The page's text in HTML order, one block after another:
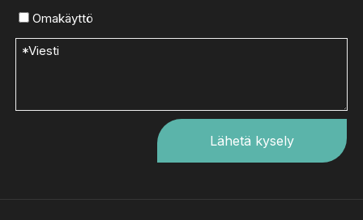
Omakäyttö
Lähetä kysely